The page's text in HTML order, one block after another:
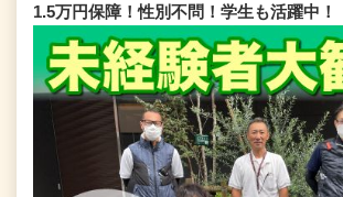
1.5万円保障！性別不問！学生も活躍中！